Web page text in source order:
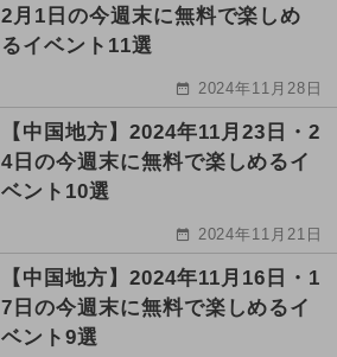
2月1日の今週末に無料で楽しめ
るイベント11選
2024年11月28日
【中国地方】2024年11月23日・2
4日の今週末に無料で楽しめるイ
ベント10選
2024年11月21日
【中国地方】2024年11月16日・1
7日の今週末に無料で楽しめるイ
ベント9選